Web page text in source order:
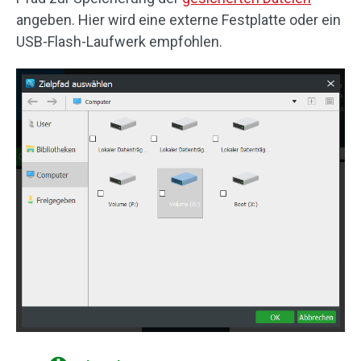
angeben. Hier wird eine externe Festplatte oder ein
USB-Flash-Laufwerk empfohlen.